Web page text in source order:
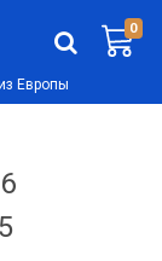
0
Европы